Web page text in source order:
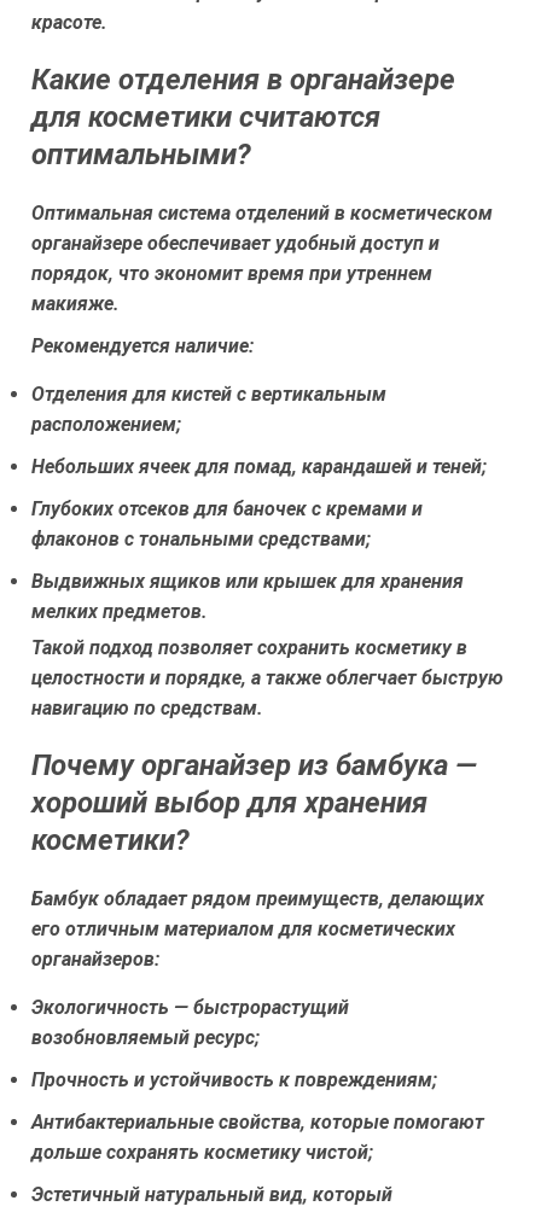
красоте.
Какие отделения в органайзере
для косметики считаются
оптимальными?
Оптимальная система отделений в косметическом
органайзере обеспечивает удобный доступ и
порядок, что экономит время при утреннем
макияже.
Рекомендуется наличие:
Отделения для кистей с вертикальным
расположением;
Небольших ячеек для помад, карандашей и теней;
Глубоких отсеков для баночек с кремами и
флаконов с тональными средствами;
Выдвижных ящиков или крышек для хранения
мелких предметов.
Такой подход позволяет сохранить косметику в
целостности и порядке, а также облегчает быструю
навигацию по средствам.
Почему органайзер из бамбука —
хороший выбор для хранения
косметики?
Бамбук обладает рядом преимуществ, делающих
его отличным материалом для косметических
органайзеров:
Экологичность — быстрорастущий
возобновляемый ресурс;
Прочность и устойчивость к повреждениям;
Антибактериальные свойства, которые помогают
дольше сохранять косметику чистой;
Эстетичный натуральный вид, который